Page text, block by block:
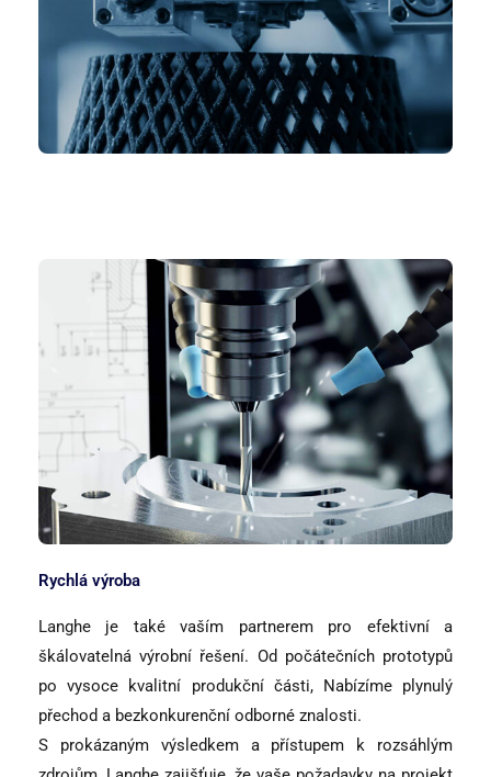
Rychlá výroba
Langhe je také vaším partnerem pro efektivní a
škálovatelná výrobní řešení. Od počátečních prototypů
po vysoce kvalitní produkční části, Nabízíme plynulý
přechod a bezkonkurenční odborné znalosti.
S prokázaným výsledkem a přístupem k rozsáhlým